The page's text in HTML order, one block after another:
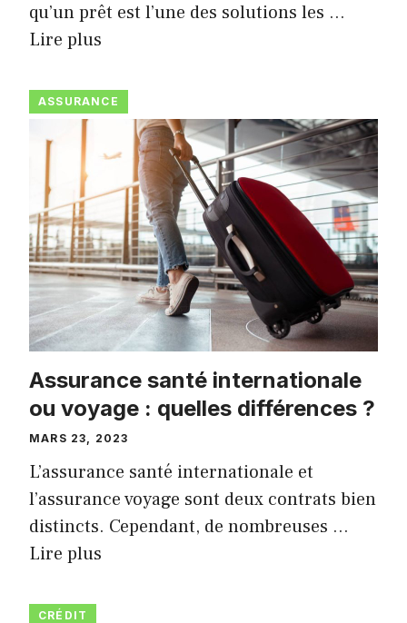
qu’un prêt est l’une des solutions les …
Lire plus
ASSURANCE
Assurance santé internationale
ou voyage : quelles différences ?
MARS 23, 2023
L’assurance santé internationale et
l’assurance voyage sont deux contrats bien
distincts. Cependant, de nombreuses …
Lire plus
CRÉDIT